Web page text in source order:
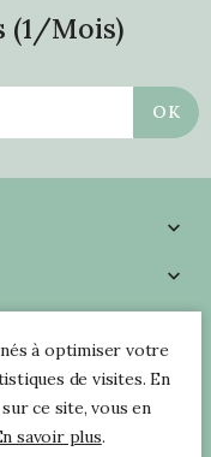
(1/mois)



à optimiser votre
de visites. En
ce site, vous en
savoir plus.